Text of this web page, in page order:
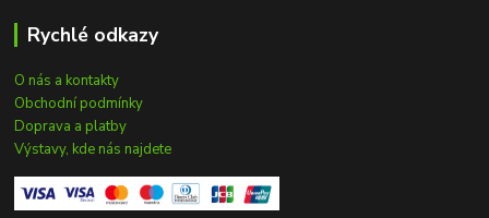
Rychlé odkazy
O nás a kontakty
Obchodní podmínky
Doprava a platby
Výstavy, kde nás najdete